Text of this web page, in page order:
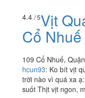
4.4 / 5Vịt
Cổ Nhuế
109 Cổ Nhuế,
hcun93: Ko bít vịt
trời nào vì quá xa
suốt Thịt vịt ngon,